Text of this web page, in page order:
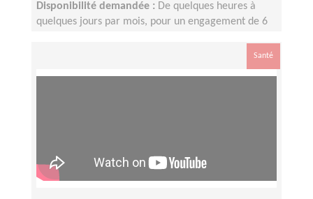
Disponibilité demandée : De quelques heures à
quelques jours par mois, pour un engagement de 6
Santé